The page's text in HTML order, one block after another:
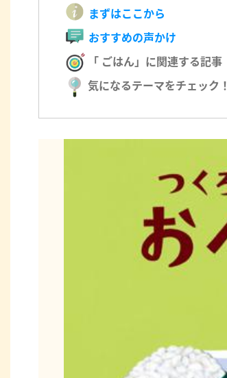
まずはここから
おすすめの声かけ
「 ごはん」に関連する記事
気になるテーマをチェック！